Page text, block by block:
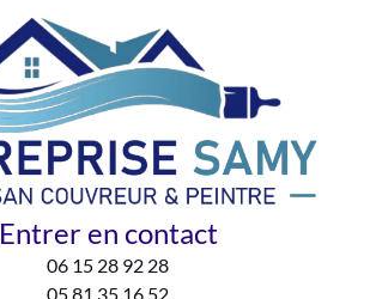
Entrer en contact
06 15 28 92 28
05 81 35 16 52